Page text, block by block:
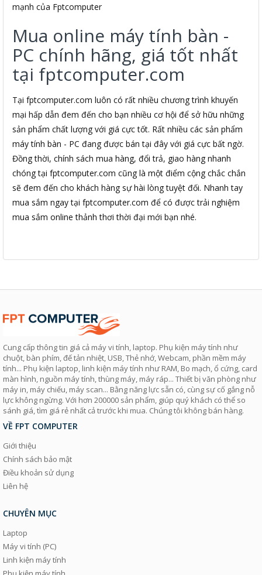
mạnh của Fptcomputer
Mua online máy tính bàn -
PC chính hãng, giá tốt nhất
tại fptcomputer.com
Tại fptcomputer.com luôn có rất nhiều chương trình khuyến
mại hấp dẫn đem đến cho bạn nhiều cơ hội để sở hữu những
sản phẩm chất lượng với giá cực tốt. Rất nhiều các sản phẩm
máy tính bàn - PC đang được bán tại đây với giá cực bất ngờ.
Đồng thời, chính sách mua hàng, đổi trả, giao hàng nhanh
chóng tại fptcomputer.com cũng là một điểm cộng chắc chắn
sẽ đem đến cho khách hàng sự hài lòng tuyệt đối. Nhanh tay
mua sắm ngay tại fptcomputer.com để có được trải nghiệm
mua sắm online thảnh thơi thời đại mới bạn nhé.
Cung cấp thông tin giá cả máy vi tính, laptop. Phụ kiện máy tính như
chuột, bàn phím, đế tản nhiệt, USB, Thẻ nhớ, Webcam, phần mềm máy
tính... Phụ kiện laptop, linh kiện máy tính như RAM, Bo mạch, ổ cứng, card
màn hình, nguồn máy tính, thùng máy, máy ráp... Thiết bị văn phòng như
máy in, máy chiếu, máy scan... Bằng năng lực sẵn có, cùng sự cố gắng nỗ
lực không ngừng. Với hơn 200000 sản phẩm, giúp quý khách có thể so
sánh giá, tìm giá rẻ nhất cả trước khi mua. Chúng tôi không bán hàng.
VỀ FPT COMPUTER
Giới thiệu
Chính sách bảo mật
Điều khoản sử dụng
Liên hệ
CHUYÊN MỤC
Laptop
Máy vi tính (PC)
Linh kiện máy tính